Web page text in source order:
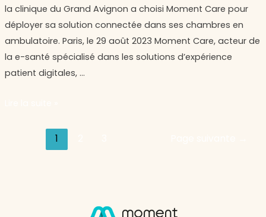
la clinique du Grand Avignon a choisi Moment Care pour
déployer sa solution connectée dans ses chambres en
ambulatoire. Paris, le 29 août 2023 Moment Care, acteur de
la e-santé spécialisé dans les solutions d’expérience
patient digitales, …
déploie
sa
solution
digitale
dans
1